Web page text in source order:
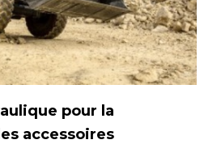
pour la
accessoires